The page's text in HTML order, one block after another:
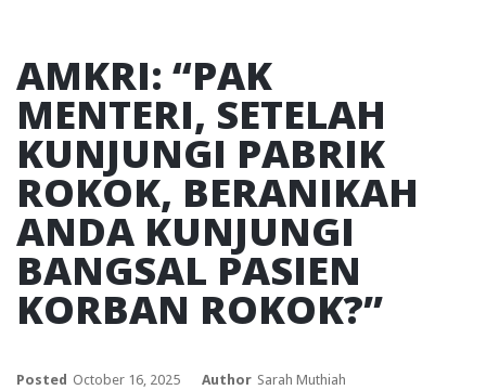
AMKRI: “PAK
MENTERI, SETELAH
KUNJUNGI PABRIK
ROKOK, BERANIKAH
ANDA KUNJUNGI
BANGSAL PASIEN
KORBAN ROKOK?”
Posted October 16, 2025 Author Sarah Muthiah